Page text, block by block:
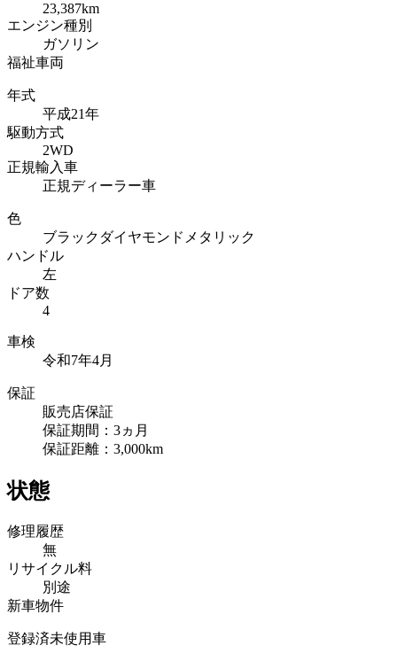
23,387km
エンジン種別
ガソリン
福祉車両
年式
平成21年
駆動方式
2WD
正規輸入車
正規ディーラー車
色
ブラックダイヤモンドメタリック
ハンドル
左
ドア数
4
車検
令和7年4月
保証
販売店保証
保証期間：3ヵ月
保証距離：3,000km
状態
修理履歴
無
リサイクル料
別途
新車物件
登録済未使用車